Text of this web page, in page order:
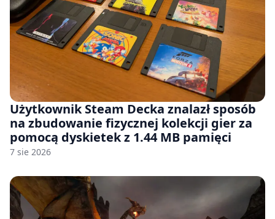
Użytkownik Steam Decka znalazł sposób
na zbudowanie fizycznej kolekcji gier za
pomocą dyskietek z 1.44 MB pamięci
7 sie 2026